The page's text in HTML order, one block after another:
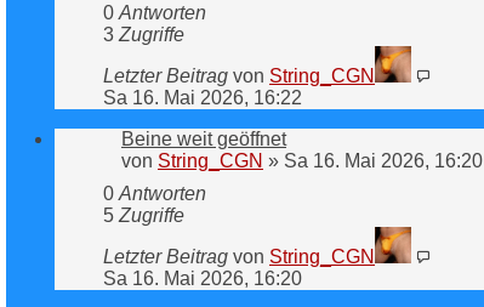
0 Antworten
3 Zugriffe
Letzter Beitrag von String_CGN
Sa 16. Mai 2026, 16:22
Beine weit geöffnet
von String_CGN » Sa 16. Mai 2026, 16:20
0 Antworten
5 Zugriffe
Letzter Beitrag von String_CGN
Sa 16. Mai 2026, 16:20